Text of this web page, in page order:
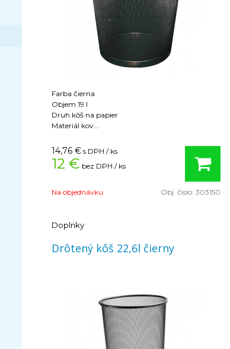
Farba čierna
Objem 19 l
Druh kôš na papier
Materiál kov
14,76 € s DPH / ks
12 € bez DPH / ks
Na objednávku Obj. čislo: 303150
Doplnky
Drôtený kôš 22,6l čierny